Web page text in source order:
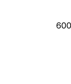
600